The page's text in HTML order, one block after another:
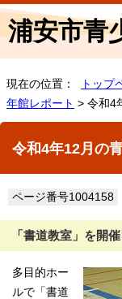
浦安市青
現在の位置： トップ
年館レポート > 令和4
令和4年12月の
ページ番号1004158
「書道教室」を開
多目的ホー
ルで「書道